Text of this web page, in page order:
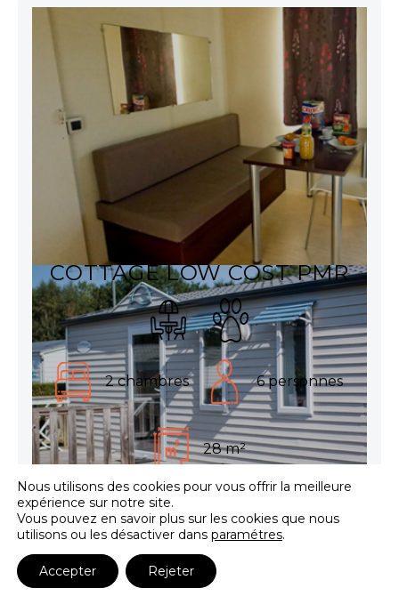
COTTAGE LOW COST PMR
2 chambres 6 personnes
28 m²
Afficher l'inventaire
Réservez cet hébergement
Nous utilisons des cookies pour vous offrir la meilleure
expérience sur notre site.
Vous pouvez en savoir plus sur les cookies que nous
utilisons ou les désactiver dans paramétres.
Accepter Rejeter